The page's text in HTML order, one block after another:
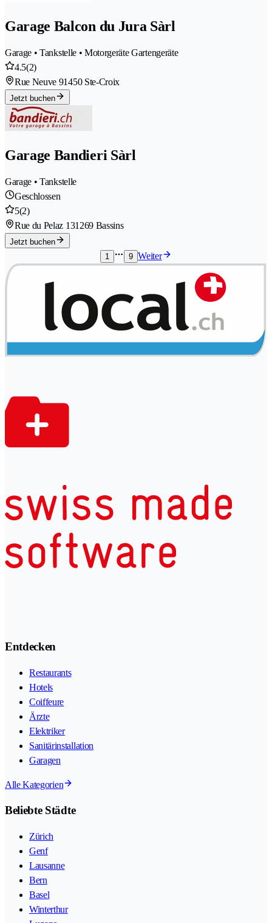
Garage Balcon du Jura Sàrl
Garage • Tankstelle • Motorgeräte Gartengeräte
4.5(2)
Rue Neuve 91450 Ste-Croix
Jetzt buchen
Garage Bandieri Sàrl
Garage • Tankstelle
Geschlossen
5(2)
Rue du Pelaz 131269 Bassins
Jetzt buchen
1
9 Weiter
Entdecken
Restaurants
Hotels
Coiffeure
Ärzte
Elektriker
Sanitärinstallation
Garagen
Alle Kategorien
Beliebte Städte
Zürich
Genf
Lausanne
Bern
Basel
Winterthur